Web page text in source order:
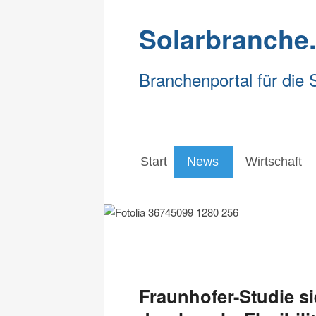
Branchenportal für die
Start News Wirtschaft
Fraunhofer-Studie